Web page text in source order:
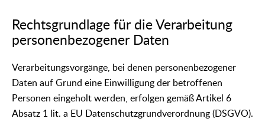
Rechtsgrundlage für die Verarbeitung
personenbezogener Daten
Verarbeitungsvorgänge, bei denen personenbezogener
Daten auf Grund eine Einwilligung der betroffenen
Personen eingeholt werden, erfolgen gemäß Artikel 6
Absatz 1 lit. a EU Datenschutzgrundverordnung (DSGVO).